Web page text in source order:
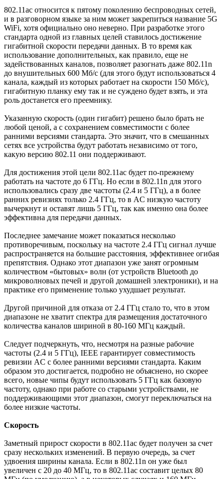
802.11ac относится к пятому поколению беспроводных сетей,
и в разговорном языке за ним может закрепиться название 5G
WiFi, хотя официально оно неверно. При разработке этого
стандарта одной из главных целей ставилось достижение
гигабитной скорости передачи данных. В то время как
использование дополнительных, как правило, еще не
задействованных каналов, позволяет разогнать даже 802.11n
до внушительных 600 Мб/с (для этого будут использоваться 4
канала, каждый из которых работает на скорости 150 Мб/с),
гигабитную планку ему так и не суждено будет взять, и эта
роль достанется его преемнику.
Указанную скорость (один гигабит) решено было брать не
любой ценой, а с сохранением совместимости с более
ранними версиями стандарта. Это значит, что в смешанных
сетях все устройства будут работать независимо от того,
какую версию 802.11 они поддерживают.
Для достижения этой цели 802.11ac будет по-прежнему
работать на частоте до 6 ГГц. Но если в 802.11n для этого
использовались сразу две частоты (2.4 и 5 ГГц), а в более
ранних ревизиях только 2.4 ГГц, то в AC низкую частоту
вычеркнут и оставят лишь 5 ГГц, так как именно она более
эффективна для передачи данных.
Последнее замечание может показаться несколько
противоречивым, поскольку на частоте 2.4 ГГц сигнал лучше
распространяется на большие расстояния, эффективнее огибая
препятствия. Однако этот диапазон уже занят огромным
количеством «бытовых» волн (от устройств Bluetooth до
микроволновых печей и другой домашней электроники), и на
практике его применение только ухудшает результат.
Другой причиной для отказа от 2.4 ГГц стало то, что в этом
диапазоне не хватит спектра для размещения достаточного
количества каналов шириной в 80-160 МГц каждый.
Следует подчеркнуть, что, несмотря на разные рабочие
частоты (2.4 и 5 ГГц), IEEE гарантирует совместимость
ревизии AC с более ранними версиями стандарта. Каким
образом это достигается, подробно не объяснено, но скорее
всего, новые чипы будут использовать 5 ГГц как базовую
частоту, однако при работе со старыми устройствами, не
поддерживающими этот диапазон, смогут переключаться на
более низкие частоты.
Скорость
Заметный прирост скорости в 802.11ac будет получен за счет
сразу нескольких изменений. В первую очередь, за счет
удвоения ширины канала. Если в 802.11n он уже был
увеличен с 20 до 40 МГц, то в 802.11ac составит целых 80